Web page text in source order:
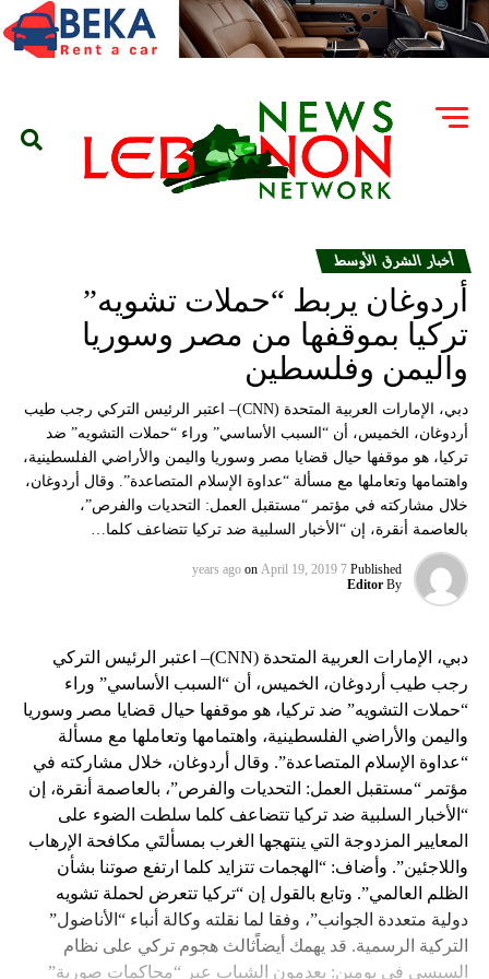
أخبار الشرق الأوسط
أردوغان يربط “حملات تشويه”
تركيا بموقفها من مصر وسوريا
واليمن وفلسطين
دبي، الإمارات العربية المتحدة (CNN)– اعتبر الرئيس التركي رجب طيب
أردوغان، الخميس، أن “السبب الأساسي” وراء “حملات التشويه” ضد
تركيا، هو موقفها حيال قضايا مصر وسوريا واليمن والأراضي الفلسطينية،
واهتمامها وتعاملها مع مسألة “عداوة الإسلام المتصاعدة”. وقال أردوغان،
خلال مشاركته في مؤتمر “مستقبل العمل: التحديات والفرص”،
بالعاصمة أنقرة، إن “الأخبار السلبية ضد تركيا تتضاعف كلما…
Published
7 years ago
on April 19, 2019
By
Editor
دبي، الإمارات العربية المتحدة (CNN)– اعتبر الرئيس التركي
رجب طيب أردوغان، الخميس، أن “السبب الأساسي” وراء
“حملات التشويه” ضد تركيا، هو موقفها حيال قضايا مصر وسوريا
واليمن والأراضي الفلسطينية، واهتمامها وتعاملها مع مسألة
“عداوة الإسلام المتصاعدة”. وقال أردوغان، خلال مشاركته في
مؤتمر “مستقبل العمل: التحديات والفرص”، بالعاصمة أنقرة، إن
“الأخبار السلبية ضد تركيا تتضاعف كلما سلطت الضوء على
المعايير المزدوجة التي ينتهجها الغرب بمسألتَي مكافحة الإرهاب
واللاجئين”. وأضاف: “الهجمات تتزايد كلما ارتفع صوتنا بشأن
الظلم العالمي”. وتابع بالقول إن “تركيا تتعرض لحملة تشويه
دولية متعددة الجوانب”، وفقا لما نقلته وكالة أنباء “الأناضول”
التركية الرسمية. قد يهمك أيضاًثالث هجوم تركي على نظام
السيسي في يومين: يعدمون الشباب عبر “محاكمات صورية”